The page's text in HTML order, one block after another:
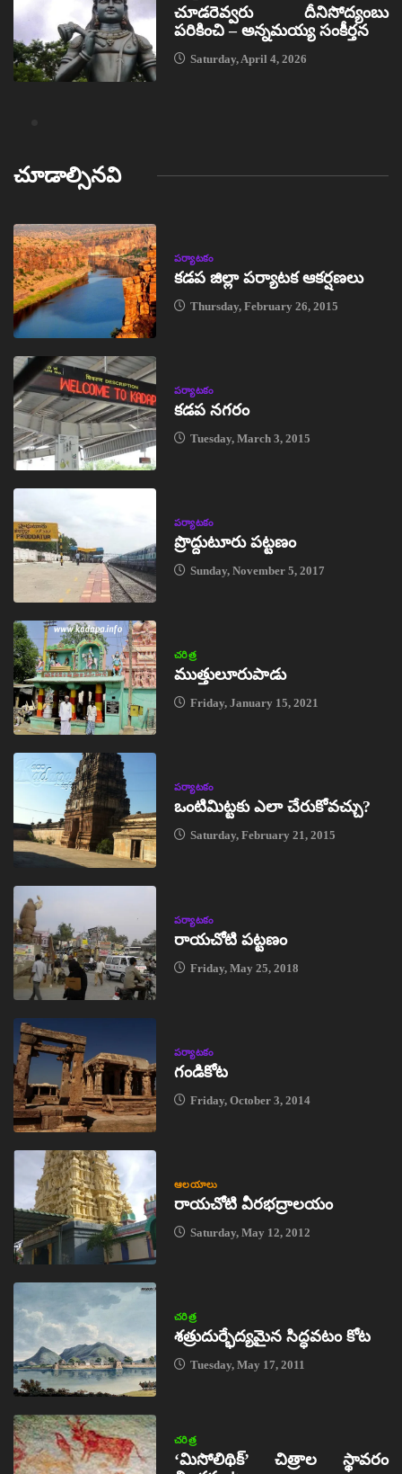
చూడరెవ్వరు దీనిసోద్యంబు
పరికించి – అన్నమయ్య సంకీర్తన
Saturday, April 4, 2026
చూడాల్సినవి
పర్యాటకం
కడప జిల్లా పర్యాటక ఆకర్షణలు
Thursday, February 26, 2015
పర్యాటకం
కడప నగరం
Tuesday, March 3, 2015
పర్యాటకం
ప్రొద్దుటూరు పట్టణం
Sunday, November 5, 2017
చరిత్ర
ముత్తులూరుపాడు
Friday, January 15, 2021
పర్యాటకం
ఒంటిమిట్టకు ఎలా చేరుకోవచ్చు?
Saturday, February 21, 2015
పర్యాటకం
రాయచోటి పట్టణం
Friday, May 25, 2018
పర్యాటకం
గండికోట
Friday, October 3, 2014
ఆలయాలు
రాయచోటి వీరభద్రాలయం
Saturday, May 12, 2012
చరిత్ర
శత్రుదుర్భేద్యమైన సిద్ధవటం కోట
Tuesday, May 17, 2011
చరిత్ర
‘మిసోలిథిక్‌’ చిత్రాల స్థావరం